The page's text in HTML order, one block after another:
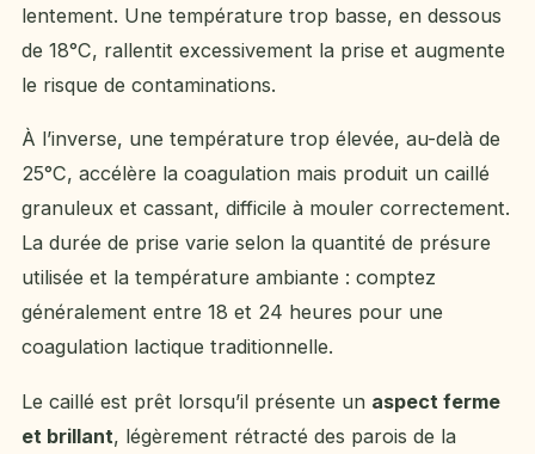
lentement. Une température trop basse, en dessous
de 18°C, rallentit excessivement la prise et augmente
le risque de contaminations.
À l’inverse, une température trop élevée, au-delà de
25°C, accélère la coagulation mais produit un caillé
granuleux et cassant, difficile à mouler correctement.
La durée de prise varie selon la quantité de présure
utilisée et la température ambiante : comptez
généralement entre 18 et 24 heures pour une
coagulation lactique traditionnelle.
Le caillé est prêt lorsqu’il présente un aspect ferme
et brillant, légèrement rétracté des parois de la